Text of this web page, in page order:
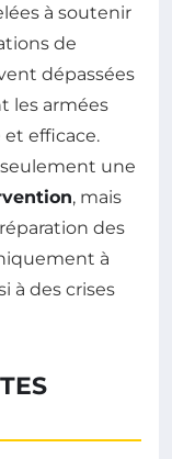
à soutenir
de
dépassées
les armées
efficace.
une
, mais
des
à
à des crises